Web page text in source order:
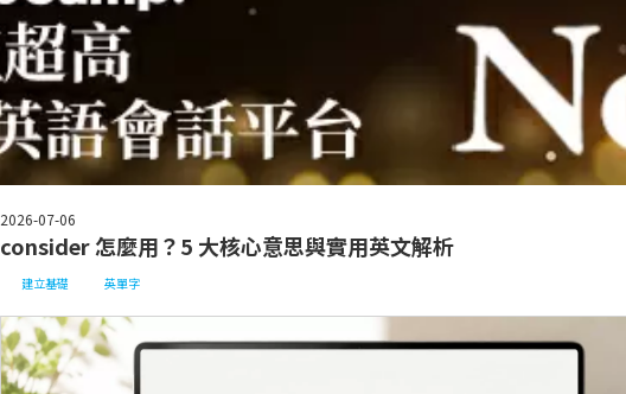
2026-07-06
consider 怎麼用？5 大核心意思與實用英文解析
建立基礎 英單字